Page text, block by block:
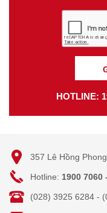
HOTLINE:
357 Lê Hồng
Hotline: 1900 7060
(028) 3925 6284 -